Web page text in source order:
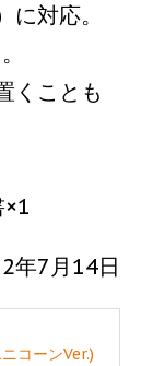
対応。
くことも
年7月14日
コーンVer.)